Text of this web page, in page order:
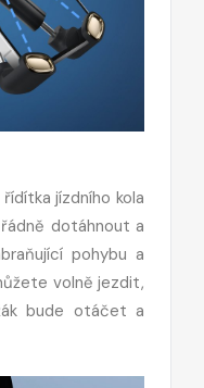
jízdního kola
dotáhnout a
pohybu a
volně jezdit,
bude otáčet a